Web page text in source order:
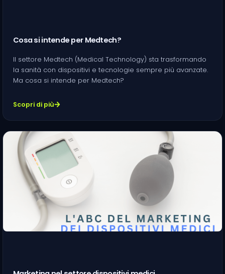
Cosa si intende per Medtech?
Il settore Medtech (Medical Technology) sta trasformando
la sanità con dispositivi e tecnologie sempre più avanzate.
Ma cosa si intende per Medtech?
Scopri di più